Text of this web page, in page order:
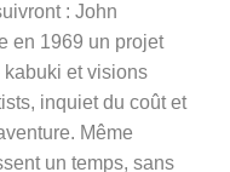
: John
en 1969 un projet
kabuki et visions
inquiet du coût et
Même
un temps, sans